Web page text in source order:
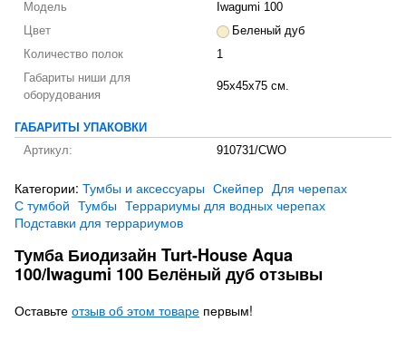
Модель
Iwagumi 100
Цвет
Беленый дуб
Количество полок
1
Габариты ниши для
оборудования
95х45х75 см.
ГАБАРИТЫ УПАКОВКИ
Артикул:
910731/CWO
Категории: Тумбы и аксессуары Скейпер Для черепах
С тумбой Тумбы Террариумы для водных черепах
Подставки для террариумов
Тумба Биодизайн Turt-House Aqua
100/Iwagumi 100 Белёный дуб отзывы
Оставьте отзыв об этом товаре первым!